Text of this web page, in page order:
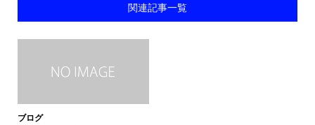
関連記事一覧
ブログ